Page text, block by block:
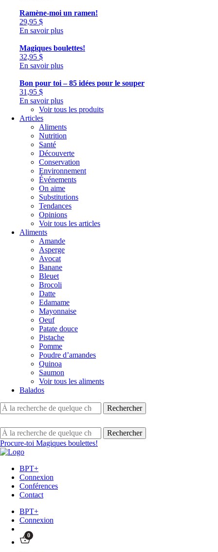
Ramène-moi un ramen!
29,95 $
En savoir plus
Magiques boulettes!
32,95 $
En savoir plus
Bon pour toi – 85 idées pour le souper
31,95 $
En savoir plus
Voir tous les produits
Articles
Aliments
Nutrition
Santé
Découverte
Conservation
Environnement
Événements
On aime
Substitutions
Tendances
Opinions
Voir tous les articles
Aliments
Amande
Asperge
Avocat
Banane
Bleuet
Brocoli
Datte
Edamame
Mayonnaise
Oeuf
Patate douce
Pistache
Pomme
Poudre d’amandes
Quinoa
Saumon
Voir tous les aliments
Balados
Procure-toi Magiques boulettes!
BPT+
Connexion
Conférences
Contact
BPT+
Connexion
0